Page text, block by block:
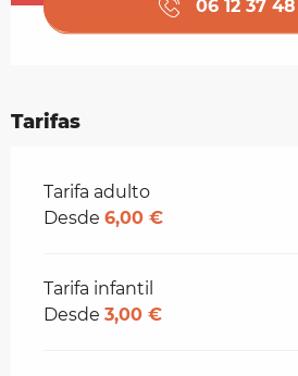
06 12 37 48
Tarifas
Tarifas 2026
Tarifa adulto
Desde 6,00 €
Tarifa infantil
Desde 3,00 €